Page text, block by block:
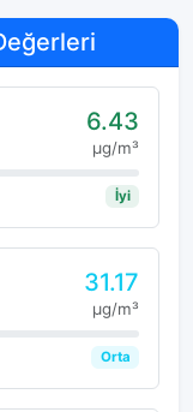
6.43
μg/m³
İyi
31.17
μg/m³
Orta